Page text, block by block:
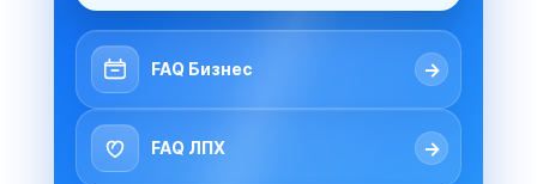
FAQ Бизнес →
FAQ ЛПХ →